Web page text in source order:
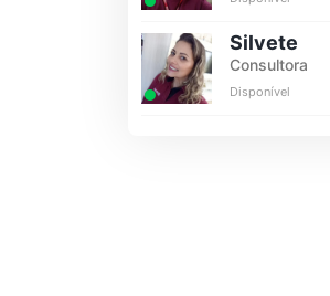
Silvete
Consultora
Disponível